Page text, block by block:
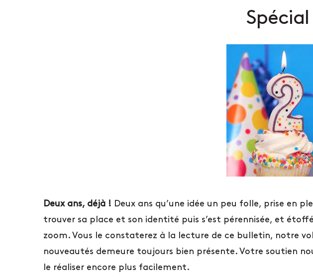
Deux ans, déjà ! Deux ans qu’une idée un peu folle, prise en
trouver sa place et son identité puis s’est pérennisée, et
zoom. Vous le constaterez à la lecture de ce bulletin, notre
nouveautés demeure toujours bien présente. Votre soutien
le réaliser encore plus facilement.